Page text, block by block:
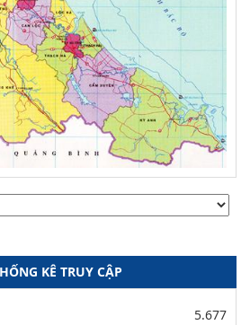
KÊ TRUY CẬP
5.677